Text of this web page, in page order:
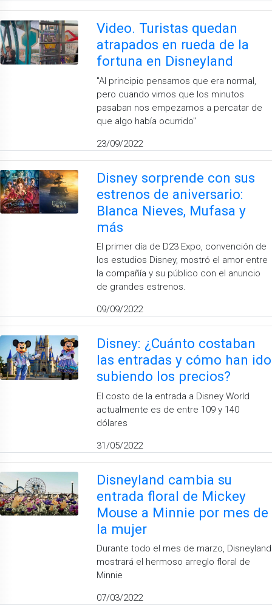
Video. Turistas quedan
atrapados en rueda de la
fortuna en Disneyland
''Al principio pensamos que era normal,
pero cuando vimos que los minutos
pasaban nos empezamos a percatar de
que algo había ocurrido''
23/09/2022
Disney sorprende con sus
estrenos de aniversario:
Blanca Nieves, Mufasa y
más
El primer día de D23 Expo, convención de
los estudios Disney, mostró el amor entre
la compañía y su público con el anuncio
de grandes estrenos.
09/09/2022
Disney: ¿Cuánto costaban
las entradas y cómo han ido
subiendo los precios?
El costo de la entrada a Disney World
actualmente es de entre 109 y 140
dólares
31/05/2022
Disneyland cambia su
entrada floral de Mickey
Mouse a Minnie por mes de
la mujer
Durante todo el mes de marzo, Disneyland
mostrará el hermoso arreglo floral de
Minnie
07/03/2022